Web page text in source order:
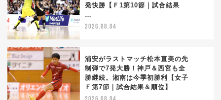
発快勝【Ｆ1第10節｜試合結果
…
2026.08.04
浦安がラストマッチ松本直美の先
制弾で7発大勝！神戸＆西宮も全
勝継続。湘南は今季初勝利【女子
Ｆ第7節｜試合結果＆順位】